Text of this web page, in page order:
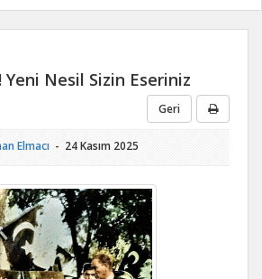
Nesil Sizin Eseriniz
Geri
Elmacı - 24 Kasım 2025